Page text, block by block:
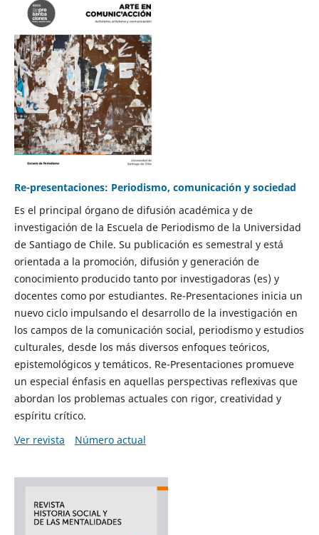
Re-presentaciones: Periodismo, comunicación y sociedad
Es el principal órgano de difusión académica y de
investigación de la Escuela de Periodismo de la Universidad
de Santiago de Chile. Su publicación es semestral y está
orientada a la promoción, difusión y generación de
conocimiento producido tanto por investigadoras (es) y
docentes como por estudiantes. Re-Presentaciones inicia un
nuevo ciclo impulsando el desarrollo de la investigación en
los campos de la comunicación social, periodismo y estudios
culturales, desde los más diversos enfoques teóricos,
epistemológicos y temáticos. Re-Presentaciones promueve
un especial énfasis en aquellas perspectivas reflexivas que
abordan los problemas actuales con rigor, creatividad y
espíritu crítico.
Ver revista
Número actual